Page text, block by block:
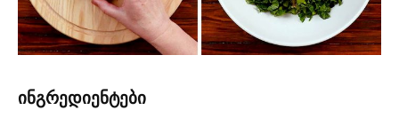
ინგრედიენტები